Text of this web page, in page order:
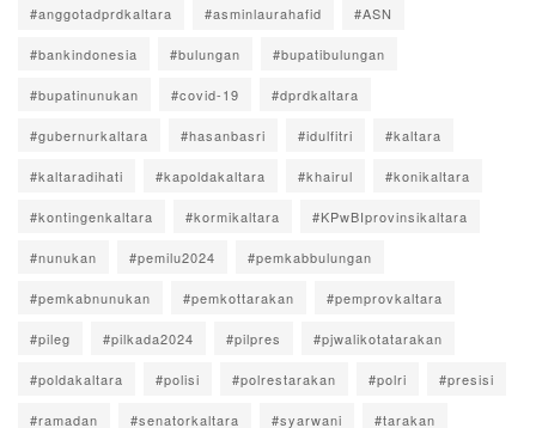
#anggotadprdkaltara #asminlaurahafid #ASN
#bankindonesia #bulungan #bupatibulungan
#bupatinunukan #covid-19 #dprdkaltara
#gubernurkaltara #hasanbasri #idulfitri #kaltara
#kaltaradihati #kapoldakaltara #khairul #konikaltara
#kontingenkaltara #kormikaltara #KPwBIprovinsikaltara
#nunukan #pemilu2024 #pemkabbulungan
#pemkabnunukan #pemkottarakan #pemprovkaltara
#pileg #pilkada2024 #pilpres #pjwalikotatarakan
#poldakaltara #polisi #polrestarakan #polri #presisi
#ramadan #senatorkaltara #syarwani #tarakan